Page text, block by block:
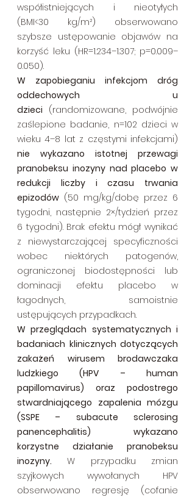
współistniejących i nieotyłych
(BMI<30 kg/m²) obserwowano
szybsze ustępowanie objawów na
korzyść leku (HR=1.234–1.307; p=0.009–
0.050).
W zapobieganiu infekcjom dróg
oddechowych u
dzieci (randomizowane, podwójnie
zaślepione badanie, n=102 dzieci w
nie wykazano istotnej przewagi
pranobeksu inozyny nad placebo w
redukcji liczby i czasu trwania
epizodów (50 mg/kg/dobę przez 6
tygodni, następnie 2×/tydzień przez
6 tygodni). Brak efektu mógł wynikać
z niewystarczającej specyficzności
wobec niektórych patogenów,
ograniczonej biodostępności lub
dominacji efektu placebo w
łagodnych, samoistnie
ustępujących przypadkach.
W przeglądach systematycznych i
badaniach klinicznych dotyczących
zakażeń wirusem brodawczaka
ludzkiego (HPV – human
papillomavirus) oraz podostrego
stwardniającego zapalenia mózgu
(SSPE – subacute sclerosing
panencephalitis) wykazano
korzystne działanie pranobeksu
inozyny. W przypadku zmian
szyjkowych wywołanych HPV
obserwowano regresję (cofanie